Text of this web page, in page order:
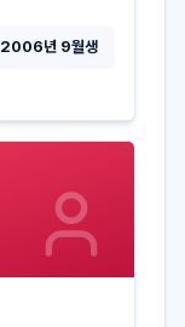
2006년 9월생